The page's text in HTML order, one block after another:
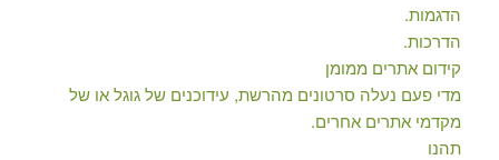
הדגמות.
הדרכות.
קידום אתרים ממומן
מדי פעם נעלה סרטונים מהרשת, עידוכנים של גוגל או של
מקדמי אתרים אחרים.
תהנו